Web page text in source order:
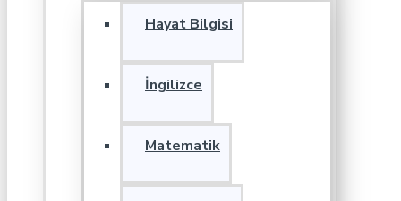
Hayat Bilgisi
İngilizce
Matematik